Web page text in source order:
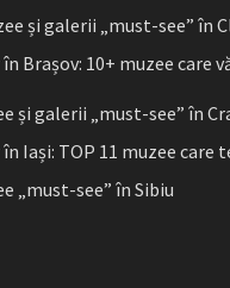
și galerii „must-see” în
Brașov: 10+ muzee care
și galerii „must-see” în
Iași: TOP 11 muzee care
„must-see” în Sibiu